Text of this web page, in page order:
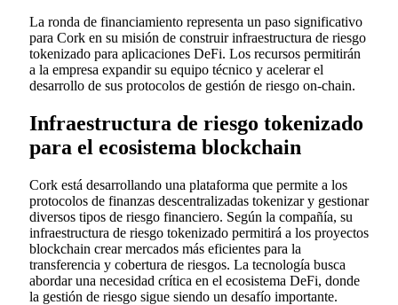
La ronda de financiamiento representa un paso significativo
para Cork en su misión de construir infraestructura de riesgo
tokenizado para aplicaciones DeFi. Los recursos permitirán
a la empresa expandir su equipo técnico y acelerar el
desarrollo de sus protocolos de gestión de riesgo on-chain.
Infraestructura de riesgo tokenizado
para el ecosistema blockchain
Cork está desarrollando una plataforma que permite a los
protocolos de finanzas descentralizadas tokenizar y gestionar
diversos tipos de riesgo financiero. Según la compañía, su
infraestructura de riesgo tokenizado permitirá a los proyectos
blockchain crear mercados más eficientes para la
transferencia y cobertura de riesgos. La tecnología busca
abordar una necesidad crítica en el ecosistema DeFi, donde
la gestión de riesgo sigue siendo un desafío importante.